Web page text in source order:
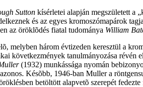
Sutton kísérletei alapján megszületett a
és az egyes kromoszómapárok
az öröklõdés fiatal tudománya William
melyben három évtizeden keresztül a
következmények tanulmányozása révén
(1932) munkássága nyomán
Késõbb, 1946-ban Muller a
betöltött alapvetõ szerepét fedezte